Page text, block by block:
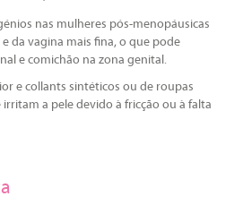
nas mulheres pós-menopáusicas
da vagina mais fina, o que pode
e comichão na zona genital.
e collants sintéticos ou de roupas
a pele devido à fricção ou à falta